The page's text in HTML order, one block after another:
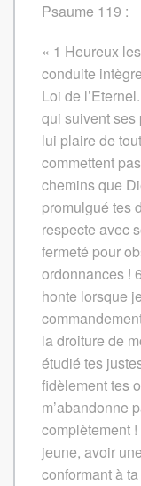
Psaume 119 :
« 1 Heureux
conduite
Loi de l’Eternel.
qui suivent ses
lui plaire de
commettent
chemins que
promulgué tes
respecte avec
fermeté pour
ordonnances ! 6
honte lorsque
la droiture de
étudié tes
fidèlement tes
m’abandonne
complètement !
jeune, avoir
conformant à